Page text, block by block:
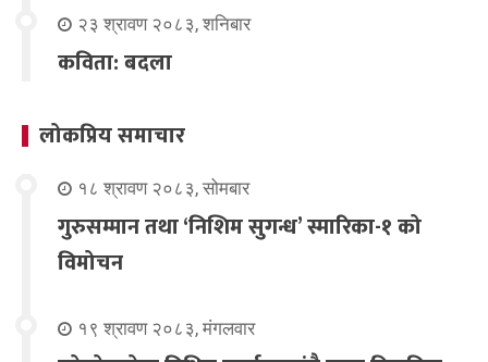
२३ श्रावण २०८३, शनिबार
कविता: बदला
लोकप्रिय समाचार
१८ श्रावण २०८३, सोमबार
गुरुसम्मान तथा ‘निशिम सुगन्ध’ स्मारिका-१ को
विमोचन
१९ श्रावण २०८३, मंगलवार